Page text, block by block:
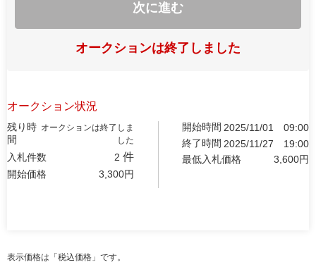
次に進む
オークションは終了しました
オークション状況
残り時
間
オークションは終了しま
した
入札件数 2 件
開始価格 3,300円
開始時間 2025/11/01
09:00
終了時間 2025/11/27
19:00
最低入札価格
3,600円
表示価格は「税込価格」です。